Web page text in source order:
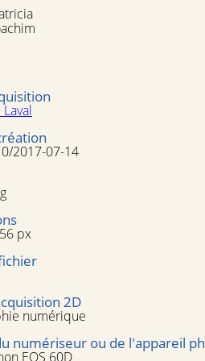
2017-07-14
px
2D
numérique
numériseur ou de l'appareil
EOS 60D